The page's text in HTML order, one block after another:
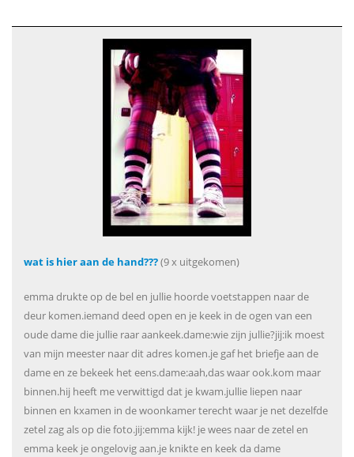
wat is hier aan de hand???(9 x uitgekomen)
emma drukte op de bel en jullie hoorde voetstappen naar de
deur komen.iemand deed open en je keek in de ogen van een
oude dame die jullie raar aankeek.dame:wie zijn jullie?jij:ik moest
van mijn meester naar dit adres komen.je gaf het briefje aan de
dame en ze bekeek het eens.dame:aah,das waar ook.kom maar
binnen.hij heeft me verwittigd dat je kwam.jullie liepen naar
binnen en kxamen in de woonkamer terecht waar je net dezelfde
zetel zag als op die foto.jij:emma kijk! je wees naar de zetel en
emma keek je ongelovig aan.je knikte en keek da dame